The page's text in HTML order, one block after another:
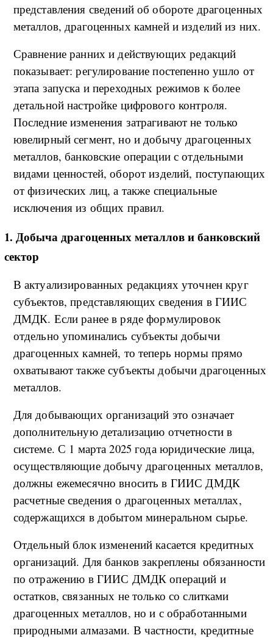
представления сведений об обороте драгоценных
металлов, драгоценных камней и изделий из них.
Сравнение ранних и действующих редакций
показывает: регулирование постепенно ушло от
этапа запуска и переходных режимов к более
детальной настройке цифрового контроля.
Последние изменения затрагивают не только
ювелирный сегмент, но и добычу драгоценных
металлов, банковские операции с отдельными
видами ценностей, оборот изделий, поступающих
от физических лиц, а также специальные
исключения из общих правил.
1. Добыча драгоценных металлов и банковский
сектор
В актуализированных редакциях уточнен круг
субъектов, представляющих сведения в ГИИС
ДМДК. Если ранее в ряде формулировок
отдельно упоминались субъекты добычи
драгоценных камней, то теперь нормы прямо
охватывают также субъекты добычи драгоценных
металлов.
Для добывающих организаций это означает
дополнительную детализацию отчетности в
системе. С 1 марта 2025 года юридические лица,
осуществляющие добычу драгоценных металлов,
должны ежемесячно вносить в ГИИС ДМДК
расчетные сведения о драгоценных металлах,
содержащихся в добытом минеральном сырье.
Отдельный блок изменений касается кредитных
организаций. Для банков закреплены обязанности
по отражению в ГИИС ДМДК операций и
остатков, связанных не только со слитками
драгоценных металлов, но и с обработанными
природными алмазами. В частности, кредитные